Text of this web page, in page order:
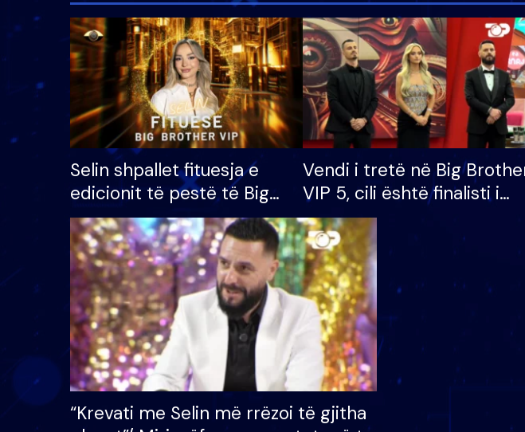
Selin shpallet fituesja e
edicionit të pestë të Big
Brother VIP, rrëmben
çmimin e madh prej 100
mijë eurosh
Vendi i tretë në Big
VIP 5, cili është finalisti i
radhës që lë shtëpinë
“Krevati me Selin më rrëzoi të gjitha